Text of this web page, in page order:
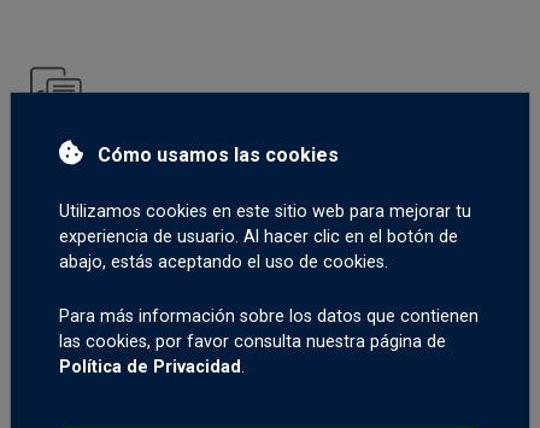
Socialice en el foro de la comunidad. Manténgase en
contacto con otros traders, descubra nuevas ideas y triunfe
en los mercados juntos.
Cómo usamos las cookies
Utilizamos cookies en este sitio web para mejorar tu
experiencia de usuario. Al hacer clic en el botón de
abajo, estás aceptando el uso de cookies.
Para más información sobre los datos que contienen
las cookies, por favor consulta nuestra página de
Política de Privacidad.